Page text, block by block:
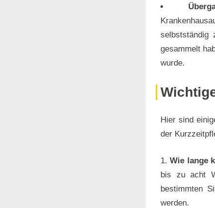
selbstständig
gesammelt
wurde.
Hier sind
der
Wie lange
bis zu acht
bestimmten
werden.